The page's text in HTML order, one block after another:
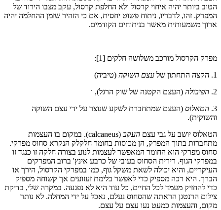
הטוב ביותר יהיה איחוי קרסול ולא החלפת קרסול, עקב מצבו הירוד של
המפרק. זהו, לדבריו, ניתוח פשוט יחסית, אם כי הזהיר שזמן ההחלמה יהיה
ארוך משמעותית מאשר בניתוחים הקודמים.
מפרק הקרסול מורכב משלושה חלקים [1]:
1. הקצה התחתון של
עצם השוקה (טיביה)
2. הפיבולה (העצם הקטנה של שוק הרגל), ו
3. הטאלוס (העצם שמתחברת לשקע שנוצר על ידי עצם השוקה
והשוקית).
הטאלוס יושב על גבי עצם העקב
(calcaneus). במקום בו העצמות
מתחברות בתוך המפרק, הן מכוסות בחומר חלקלק הנקרא סחוס מפרקי.
סחוס מפרקי הוא החומר המאפשר לעצמות לנוע בצורה חלקה זו כנגד זו
במפרקי הגוף. רירית הסחוס בעובי של כרבע אינץ' ברוב המפרקים
העיקריים, והיא יכולה לשאת משקל גוף, כמו במפרקי הקרסול, הירך או
הברך. היא רכה מספיק כדי לאפשר בלימת זעזועים אך קשוחה מספיק
כדי להחזיק מעמד לכל החיים, כל עוד היא לא נפגעה. במקרה שלי, בדיקת
צילום הרנטגן הראתה שהסחוס נעלם, נאכל על ידי המחלה. לא נותר
מקום, והעצמות כמעט נעו עצם על עצם.